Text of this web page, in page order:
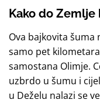
Kako do Zemlje
Ova bajkovita šuma
samo pet
samostana Olimje.
uzbrdo u šumu i
u Deželu nalazi se